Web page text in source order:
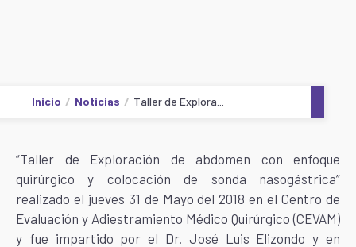
Inicio Noticias Taller de Explora...
“Taller de Exploración de abdomen con enfoque
quirúrgico y colocación de sonda nasogástrica”
realizado el jueves 31 de Mayo del 2018 en el Centro de
Evaluación y Adiestramiento Médico Quirúrgico (CEVAM)
y fue impartido por el Dr. José Luis Elizondo y en